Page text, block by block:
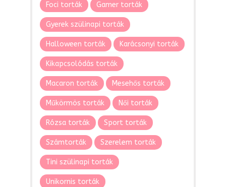
Foci torták Gamer torták
Gyerek szülinapi torták
Halloween torták Karácsonyi torták
Kikapcsolódás torták
Macaron torták Mesehős torták
Műkörmös torták Női torták
Rózsa torták Sport torták
Számtorták Szerelem torták
Tini szülinapi torták
Unikornis torták